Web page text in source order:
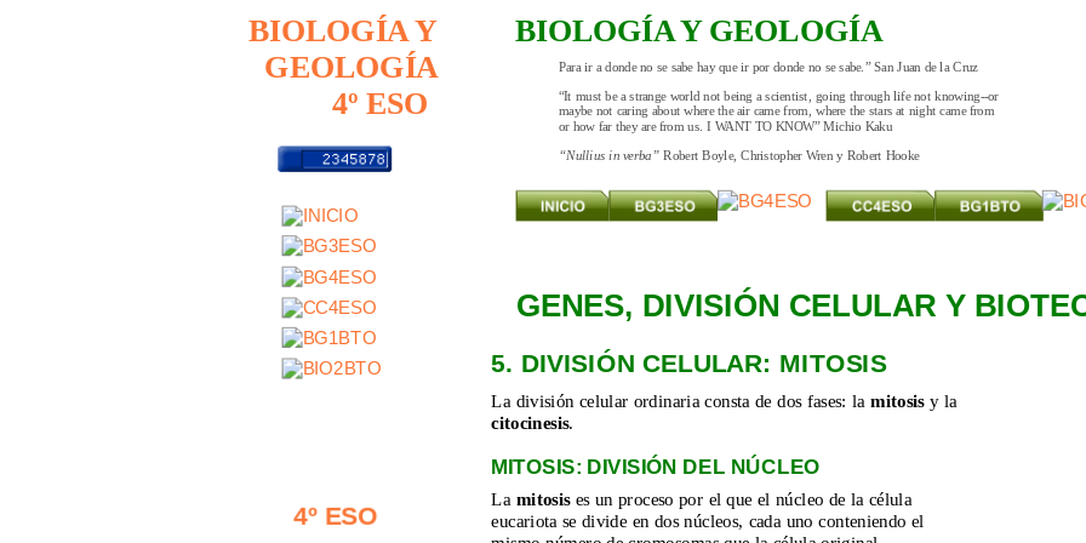
GENES, DIVISIÓN CELULAR Y
BIOLOGÍA Y
GEOLOGÍA
4º ESO
BIOLOGÍA Y GEOLOGÍA
5. DIVISIÓN CELULAR: MITOSIS
La división celular ordinaria consta de dos fases: la mitosis y la
citocinesis.
MITOSIS: DIVISIÓN DEL NÚCLEO
La mitosis es un proceso por el que el núcleo de la célula
eucariota se divide en dos núcleos, cada uno conteniendo el
Para ir a donde no se sabe hay que ir por donde no se sabe.” San Juan de la Cruz
“It must be a strange world not being a scientist, going through life not knowing--or
maybe not caring about where the air came from, where the stars at night came from
or how far they are from us. I WANT TO KNOW” Michio Kaku
“Nullius in verba” Robert Boyle, Christopher Wren y Robert Hooke
4º ESO